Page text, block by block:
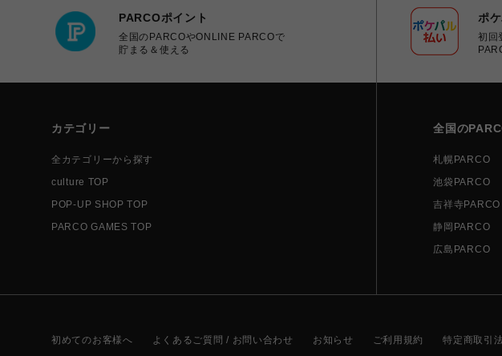
PARCOポイント
全国のPARCOやONLINE PARCOで
貯まる＆使える
ポ
初回
カテゴリー
全カテゴリーから探す
culture TOP
POP-UP SHOP TOP
PARCO GAMES TOP
全国の
札幌PARCO
池袋PARCO
吉祥寺PARCO
静岡PARCO
広島PARCO
初めてのお客様へ よくあるご質問 / お問い合わせ お知らせ ご利用規約 特定商取引